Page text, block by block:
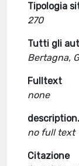
Tipologia
270
Tutti gli
Bertagna,
Fulltext
none
no full text
Citazione